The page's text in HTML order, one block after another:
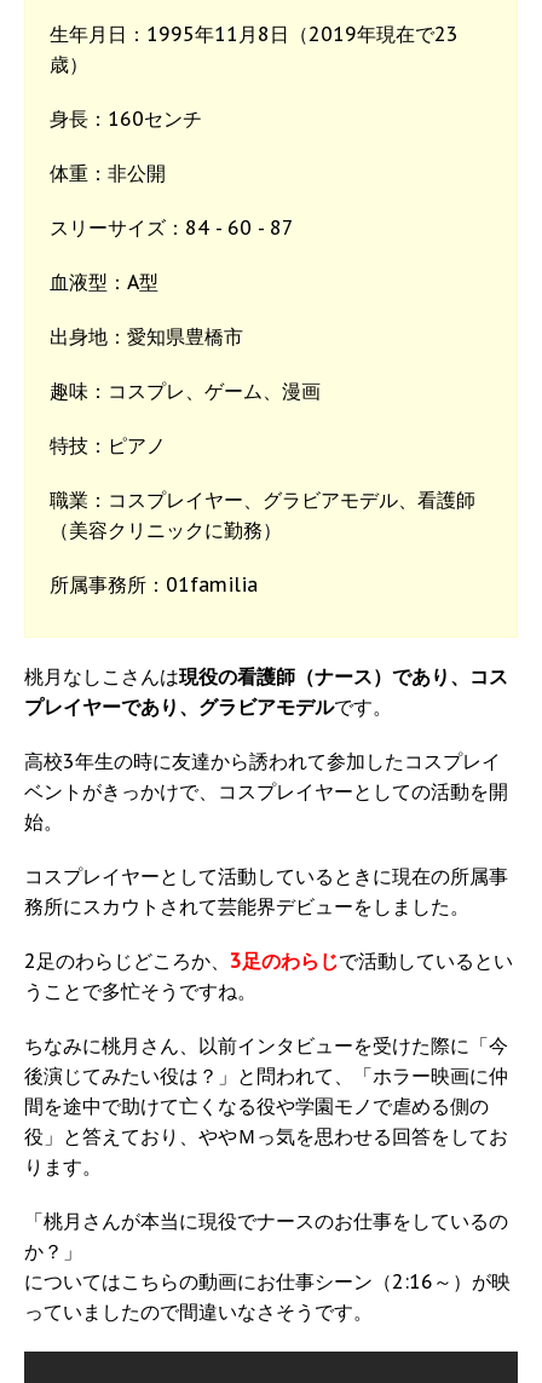
生年月日：1995年11月8日（2019年現在で23
歳）
身長：160センチ
体重：非公開
スリーサイズ：84 - 60 - 87
血液型：A型
出身地：愛知県豊橋市
趣味：コスプレ、ゲーム、漫画
特技：ピアノ
職業：コスプレイヤー、グラビアモデル、看護師
（美容クリニックに勤務）
所属事務所：01familia
桃月なしこさんは現役の看護師（ナース）であり、コス
プレイヤーであり、グラビアモデルです。
高校3年生の時に友達から誘われて参加したコスプレイ
ベントがきっかけで、コスプレイヤーとしての活動を開
始。
コスプレイヤーとして活動しているときに現在の所属事
務所にスカウトされて芸能界デビューをしました。
2足のわらじどころか、 3足のわらじで活動しているとい
うことで多忙そうですね。
ちなみに桃月さん、以前インタビューを受けた際に「今
後演じてみたい役は？」と問われて、「ホラー映画に仲
間を途中で助けて亡くなる役や学園モノで虐める側の
役」と答えており、ややＭっ気を思わせる回答をしてお
ります。
「桃月さんが本当に現役でナースのお仕事をしているの
か？」
についてはこちらの動画にお仕事シーン（2:16～）が映
っていましたので間違いなさそうです。